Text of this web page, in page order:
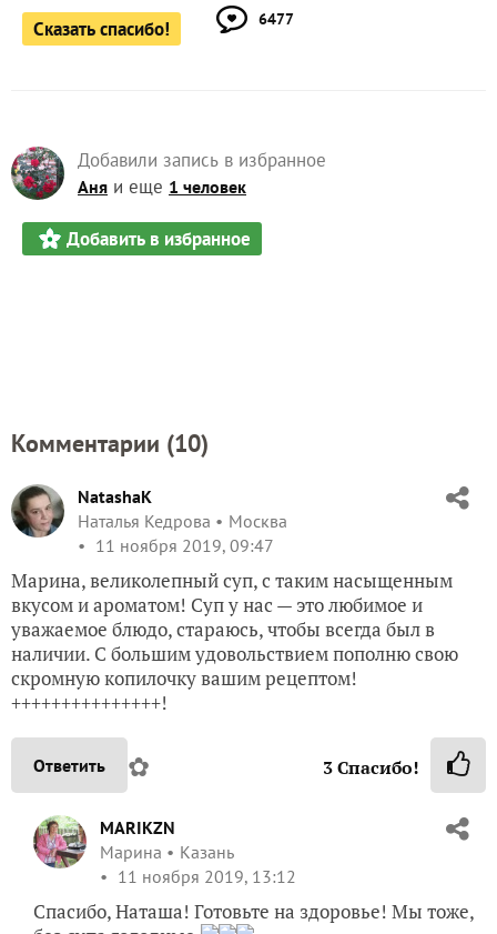
Сказать спасибо! 6477
Добавили запись в избранное
Аня и еще 1 человек
Добавить в избранное
Комментарии (10)
NatashaK
Наталья Кедрова
Москва
11 ноября 2019, 09:47
Марина, великолепный суп, с таким насыщенным
вкусом и ароматом! Суп у нас — это любимое и
уважаемое блюдо, стараюсь, чтобы всегда был в
наличии. С большим удовольствием пополню свою
скромную копилочку вашим рецептом!
+++++++++++++++!
Ответить ✿ 3Спасибо!
MARIKZN
Марина
Казань
11 ноября 2019, 13:12
Спасибо, Наташа! Готовьте на здоровье! Мы тоже,